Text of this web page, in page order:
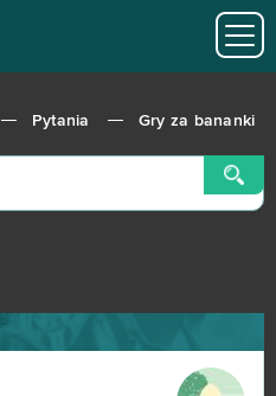
Pytania Gry za bananki